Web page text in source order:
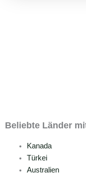
Beliebte Länder
Kanada
Türkei
Australien